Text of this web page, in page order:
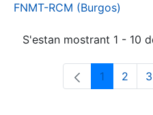
FNMT-RCM (Burgos)
S'estan mostrant 1 - 10
Pàgina
1 2 3